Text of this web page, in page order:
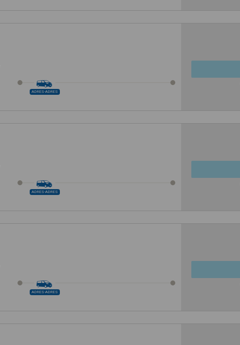
ADRES-ADRES
ADRES-ADRES
ADRES-ADRES